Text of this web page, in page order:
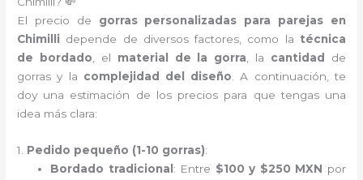
El precio de gorras personalizadas para parejas en
Chimilli depende de diversos factores, como la técnica
de bordado, el material de la gorra, la cantidad
de
gorras y la complejidad del diseño. A continuación, te
doy una estimación de los precios para que tengas una
idea más clara:
1. Pedido pequeño (1-10 gorras):
Bordado tradicional : Entre $100 y $250 MXN por